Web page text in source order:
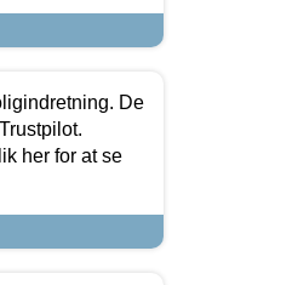
De
her for at se